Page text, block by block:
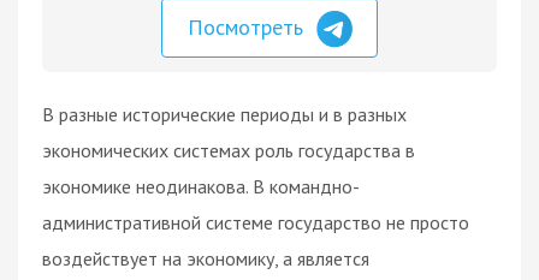
Посмотреть
В разные исторические периоды и в разных
экономических системах роль государства в
экономике неодинакова. В командно-
административной системе государство не просто
воздействует на экономику, а является